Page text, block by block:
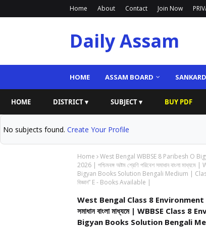
Home About Contact Join Now
Daily Assam
HOME ASSAM BOARD
HOME DISTRICT ▾ SUBJECT ▾ BUY PDF
No subjects found. Create Your Profile
Home West Bengal WBBSE 8 Paribesh O
2026 | পশ্চিমবঙ্গ অষ্টম শ্রেণি পরিবেশ সমাধান
Bigyan Books Solution Bengali Medium |
বিজ্ঞান” E - Books Available |
West Bengal Class 8 Environment
সমাধান বাংলা মাধ্যমে | WBBSE
Bigyan Books Solution Bengali